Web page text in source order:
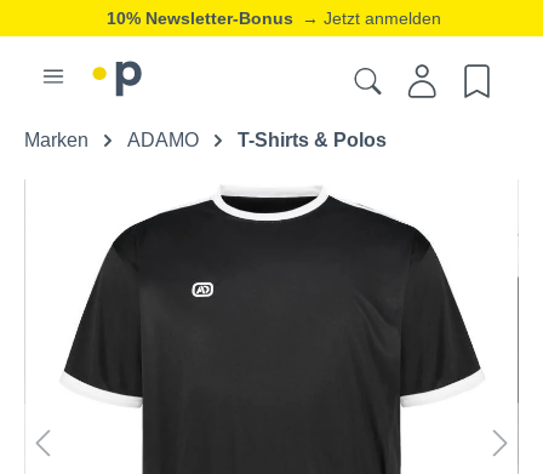
10% Newsletter-Bonus → Jetzt anmelden
Marken ADAMO T-Shirts & Polos